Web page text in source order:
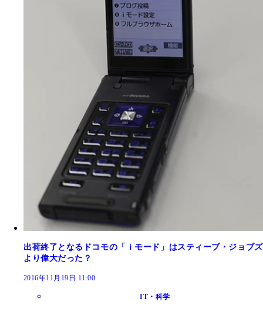
出荷終了となるドコモの「ｉモード」はスティーブ・ジョブズ
より偉大だった？
2016年11月19日 11:00
IT・科学